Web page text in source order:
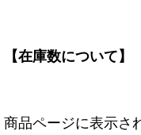
【在庫数について】
商品ページに表示さ